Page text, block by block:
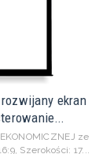
ekran
ze
Szerokości: 17...